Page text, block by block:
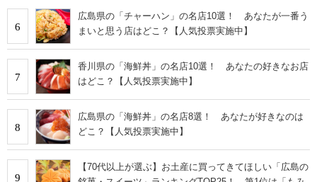
6
広島県の「チャーハン」の名店10選！ あなたが一番う
まいと思う店はどこ？【人気投票実施中】
7
香川県の「海鮮丼」の名店10選！ あなたの好きなお店
はどこ？【人気投票実施中】
8
広島県の「海鮮丼」の名店8選！ あなたが好きなのは
どこ？【人気投票実施中】
9
【70代以上が選ぶ】お土産に買ってきてほしい「広島の